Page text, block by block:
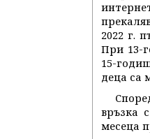
2022 г.
При 13-
15-
деца са
връзка
месеца